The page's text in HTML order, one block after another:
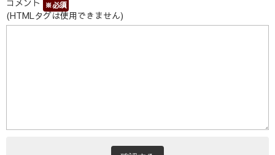
コメント ※必須
(HTMLタグは使用できません)